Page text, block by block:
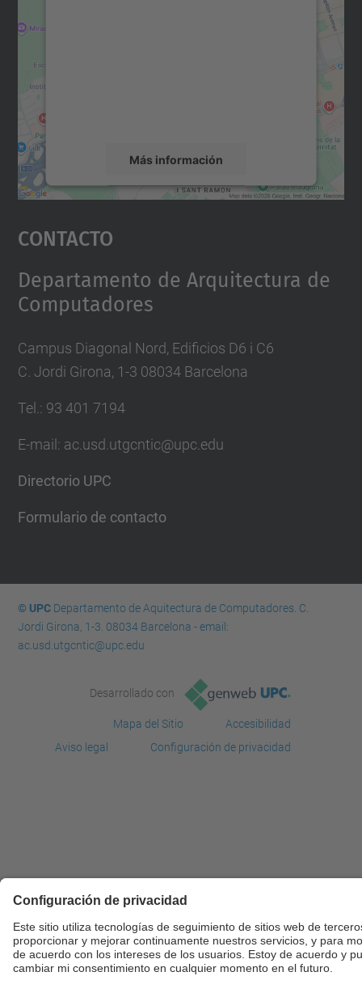
Más información
Aceptar
powered by
Contacto
Departamento de Arquitectura de
Computadores
Campus Diagonal Nord, Edificios D6 i C6
C. Jordi Girona, 1-3 08034 Barcelona
Tel.: 93 401 7194
E-mail: ac.usd.utgcntic@upc.edu
Directorio UPC
Formulario de contacto
© UPCDepartamento de Aquitectura de Computadores. C.
Jordi Girona, 1-3. 08034 Barcelona - email:
ac.usd.utgcntic@upc.edu
Desarrollado con
Mapa del Sitio
Accesibilidad
Aviso legal
Configuración de privacidad